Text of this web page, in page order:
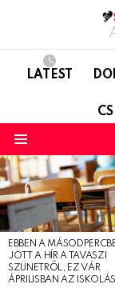
LATEST
LATEST
STORIES
EBBEN A
JÖTT A HÍR A TAVASZI
SZÜNETRŐL, EZ VÁR
ÁPRILISBAN AZ